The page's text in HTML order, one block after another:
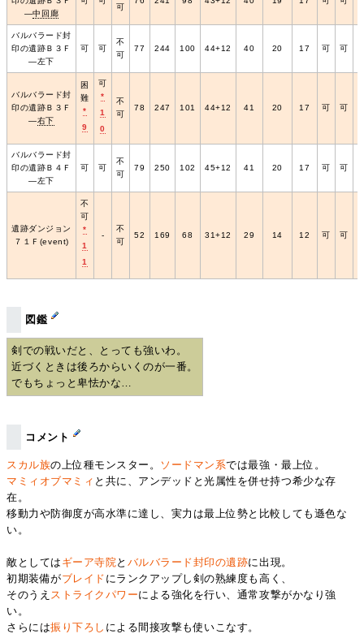
―中回廊
可
バルバラード封
印の遺跡Ｂ３Ｆ
―左下
可 可
不
可
77 244 100 44+12 40 20 17 可 可
バルバラード封
印の遺跡Ｂ３Ｆ
―右下
困
難
*
9
可
*
1
0
不
可
78 247 101 44+12 41 20 17 可 可
バルバラード封
印の遺跡Ｂ４Ｆ
―左下
可 可
不
可
79 250 102 45+12 41 20 17 可 可
遺跡ダンジョン
７１Ｆ(event)
不
可
*
1
1
‐
不
可
52 169 68 31+12 29 14 12 可 可
図鑑
剣での戦いだと、とっても強いわ。
近づくときは後ろからいくのが一番。
でもちょっと卑怯かな…
コメント
スカル族の上位種モンスター。 ソードマン系では最強・最上位。
マミィオブマミィ と共に、アンデッドと光属性を併せ持つ希少な存
在。
移動力や防御度が高水準に達し、実力は最上位勢と比較しても遜色な
い。
敵としては ギーア寺院と バルバラード封印の遺跡に出現。
初期装備がブレイド にランクアップし剣の熟練度も高く、
そのうえ ストライクパワーによる強化を行い、通常攻撃がかなり強
い。
さらには振り下ろし による間接攻撃も使いこなす。